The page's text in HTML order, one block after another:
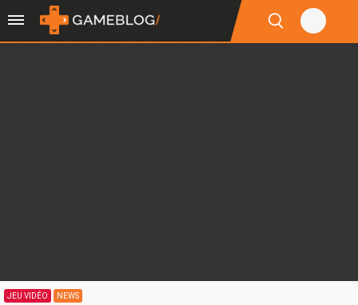
JEU VIDÉO NEWS